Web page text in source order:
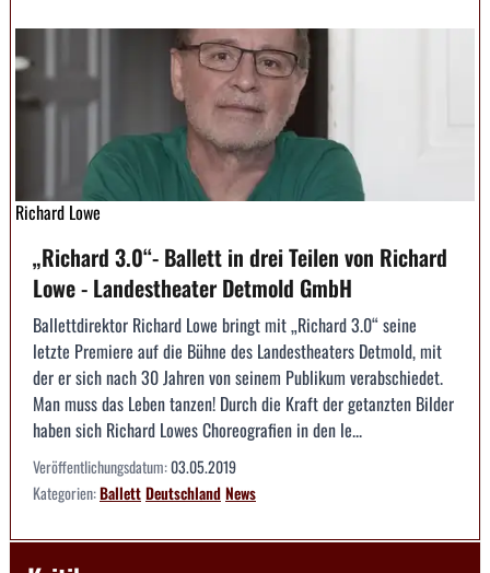
Richard Lowe
„Richard 3.0“- Ballett in drei Teilen von Richard
Lowe - Landestheater Detmold GmbH
Ballettdirektor Richard Lowe bringt mit „Richard 3.0“ seine
letzte Premiere auf die Bühne des Landestheaters Detmold, mit
der er sich nach 30 Jahren von seinem Publikum verabschiedet.
Man muss das Leben tanzen! Durch die Kraft der getanzten Bilder
haben sich Richard Lowes Choreografien in den le...
Veröffentlichungsdatum:03.05.2019
Kategorien:BallettDeutschlandNews